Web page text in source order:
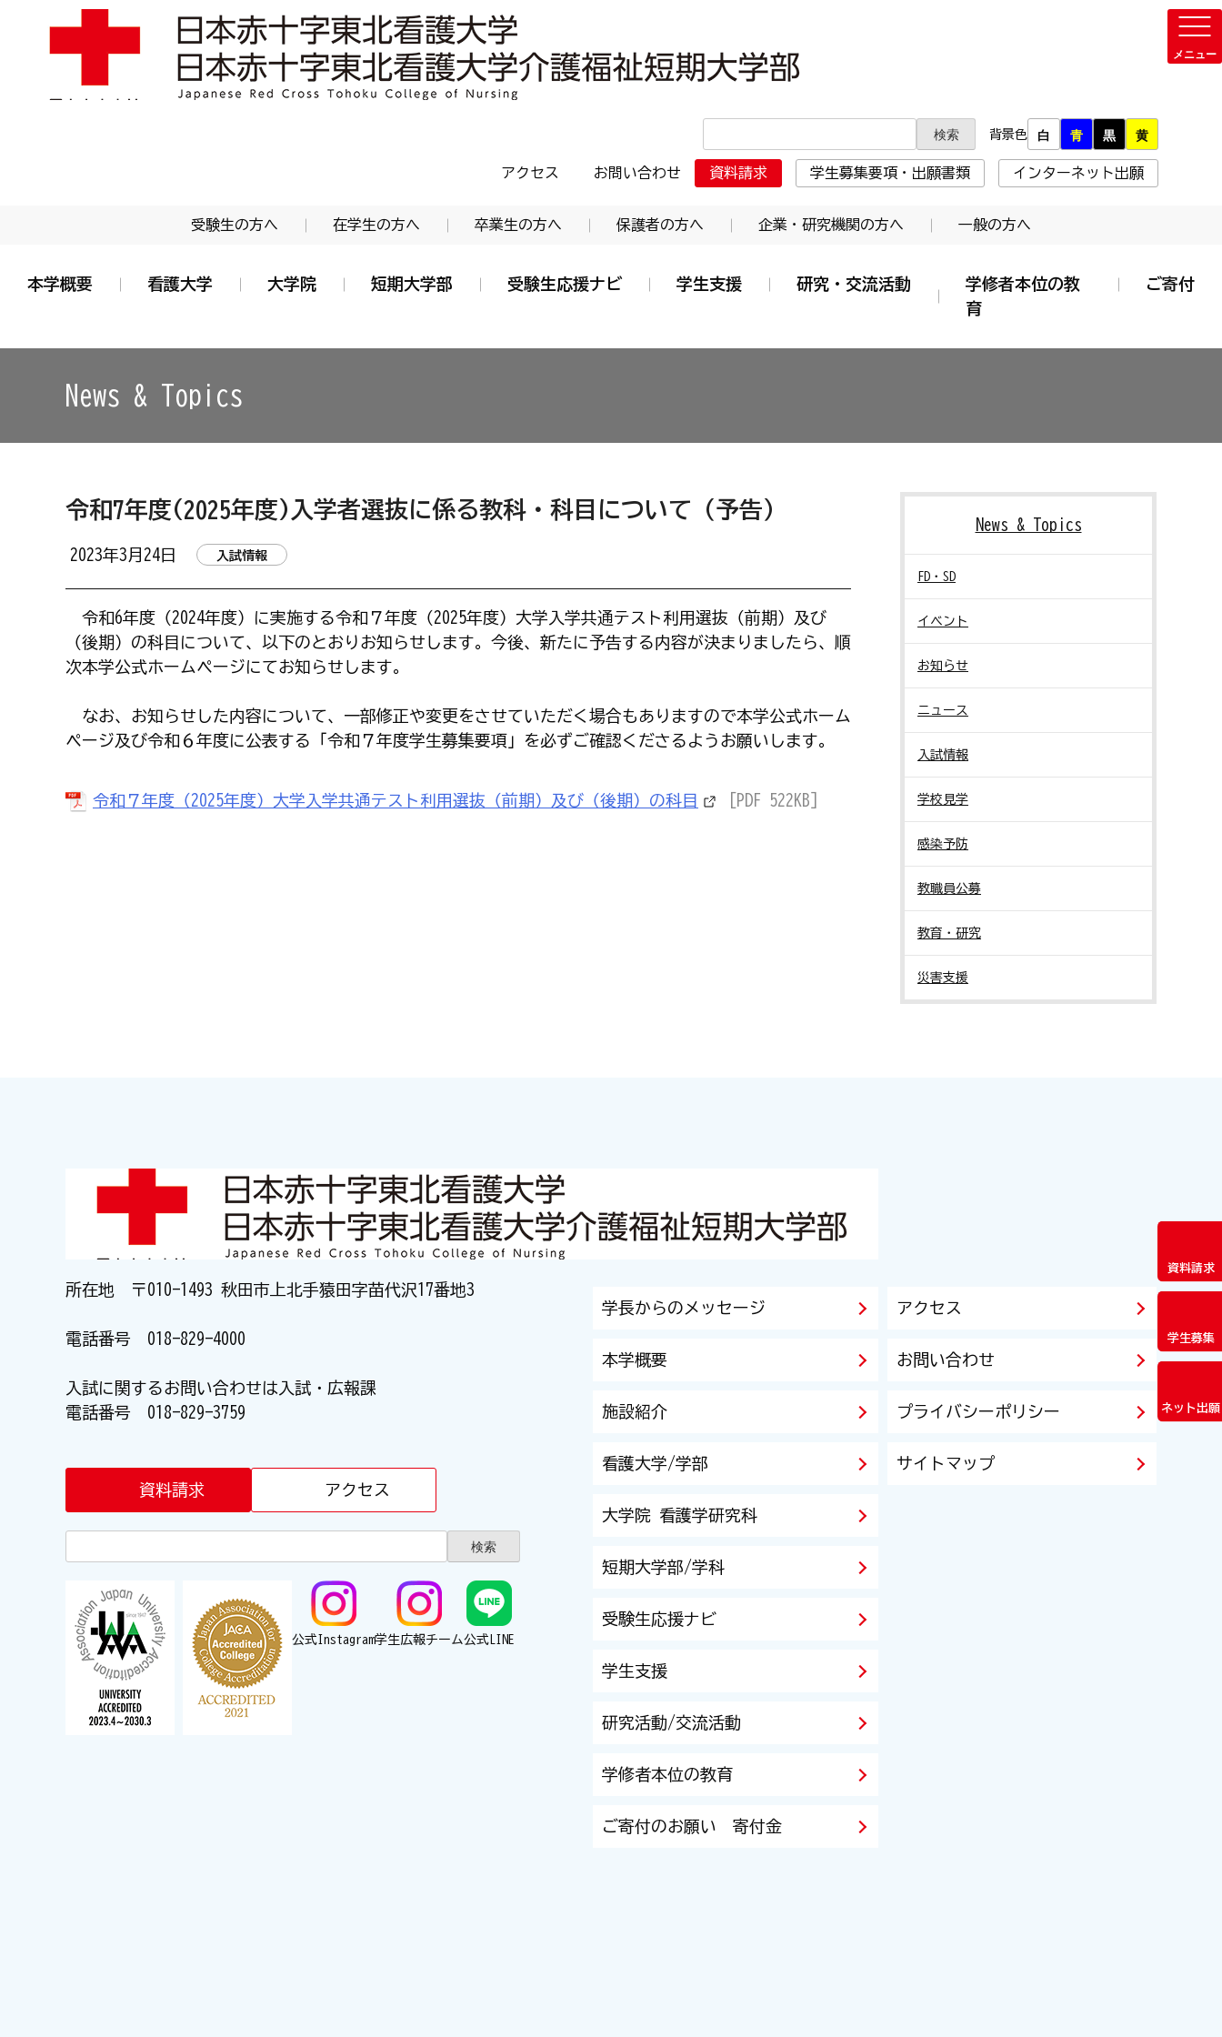
学校法人 日本赤十字学園 日本赤十字東北看護大学・日本赤十字東北看護大学介護福祉短期大学部
背景色 白 青 黒 黄
アクセス お問い合わせ 資料請求 学生募集要項・出願書類 インターネット出願
受験生の方へ 在学生の方へ 卒業生の方へ 保護者の方へ 企業・研究機関の方へ 一般の方へ
本学概要 看護大学 大学院 短期大学部 受験生応援ナビ 学生支援 研究・交流活動
学修者本位の教
育
ご寄付
資料請求
学生募集
ネット出願
News & Topics
令和7年度(2025年度)入学者選抜に係る教科・科目について（予告）
2023年3月24日 入試情報
令和6年度（2024年度）に実施する令和７年度（2025年度）大学入学共通テスト利用選抜（前期）及び
（後期）の科目について、以下のとおりお知らせします。今後、新たに予告する内容が決まりましたら、順
次本学公式ホームページにてお知らせします。
なお、お知らせした内容について、一部修正や変更をさせていただく場合もありますので本学公式ホーム
ページ及び令和６年度に公表する「令和７年度学生募集要項」を必ずご確認くださるようお願いします。
令和７年度（2025年度）大学入学共通テスト利用選抜（前期）及び（後期）の科目 [PDF 522KB]
News & Topics
FD・SD
イベント
お知らせ
ニュース
入試情報
学校見学
感染予防
教職員公募
教育・研究
災害支援
所在地 〒010-1493 秋田市上北手猿田字苗代沢17番地3
電話番号 018-829-4000
入試に関するお問い合わせは入試・広報課
電話番号 018-829-3759
資料請求 アクセス
公式Instagram学生広報チーム公式LINE
学長からのメッセージ
本学概要
施設紹介
看護大学/学部
大学院 看護学研究科
短期大学部/学科
受験生応援ナビ
学生支援
研究活動/交流活動
学修者本位の教育
ご寄付のお願い 寄付金
アクセス
お問い合わせ
プライバシーポリシー
サイトマップ